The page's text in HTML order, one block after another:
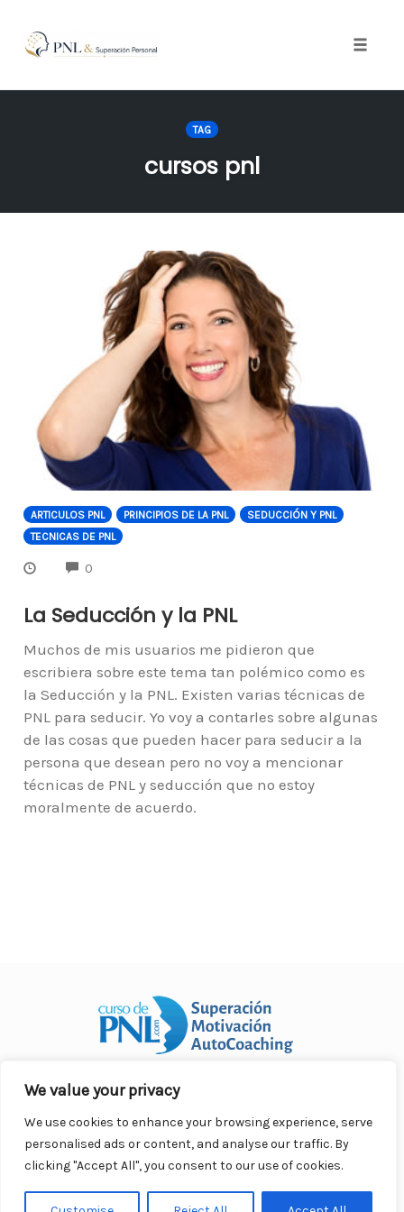
We value your privacy
We use cookies to enhance your browsing experience, serve
personalised ads or content, and analyse our traffic. By
clicking "Accept All", you consent to our use of cookies.
TAG
cursos pnl
ARTICULOS PNL PRINCIPIOS DE LA PNL
SEDUCCIÓN Y PNL
TECNICAS DE PNL
0
La Seducción y la PNL
Muchos de mis usuarios me pidieron que
escribiera sobre este tema tan polémico como es
la Seducción y la PNL. Existen varias técnicas de
PNL para seducir. Yo voy a contarles sobre algunas
de las cosas que pueden hacer para seducir a la
persona que desean pero no voy a mencionar
técnicas de PNL y seducción que no estoy
moralmente de acuerdo.
Curso Práctico de PNL a distancia
derechos reservados.
Contacto |
Privacidad | Términos Legales |
Antispam |
Responsabilidad